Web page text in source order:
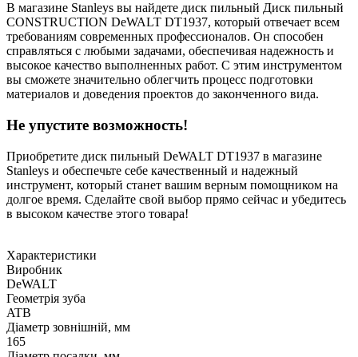
В магазине Stanleys вы найдете диск пильный Диск пильный
СONSTRUCTION DeWALT DT1937, который отвечает всем
требованиям современных профессионалов. Он способен
справляться с любыми задачами, обеспечивая надежность и
высокое качество выполненных работ. С этим инструментом
вы сможете значительно облегчить процесс подготовки
материалов и доведения проектов до законченного вида.
Не упустите возможность!
Приобретите диск пильный DeWALT DT1937 в магазине
Stanleys и обеспечьте себе качественный и надежный
инструмент, который станет вашим верным помощником на
долгое время. Сделайте свой выбор прямо сейчас и убедитесь
в высоком качестве этого товара!
Характеристики
Виробник
DeWALT
Геометрія зуба
ATB
Діаметр зовнішній, мм
165